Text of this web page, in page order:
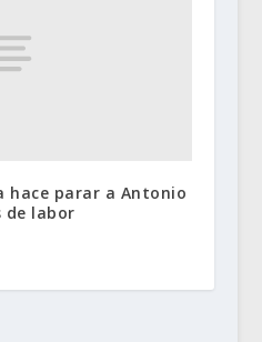
hace parar a Antonio
de labor